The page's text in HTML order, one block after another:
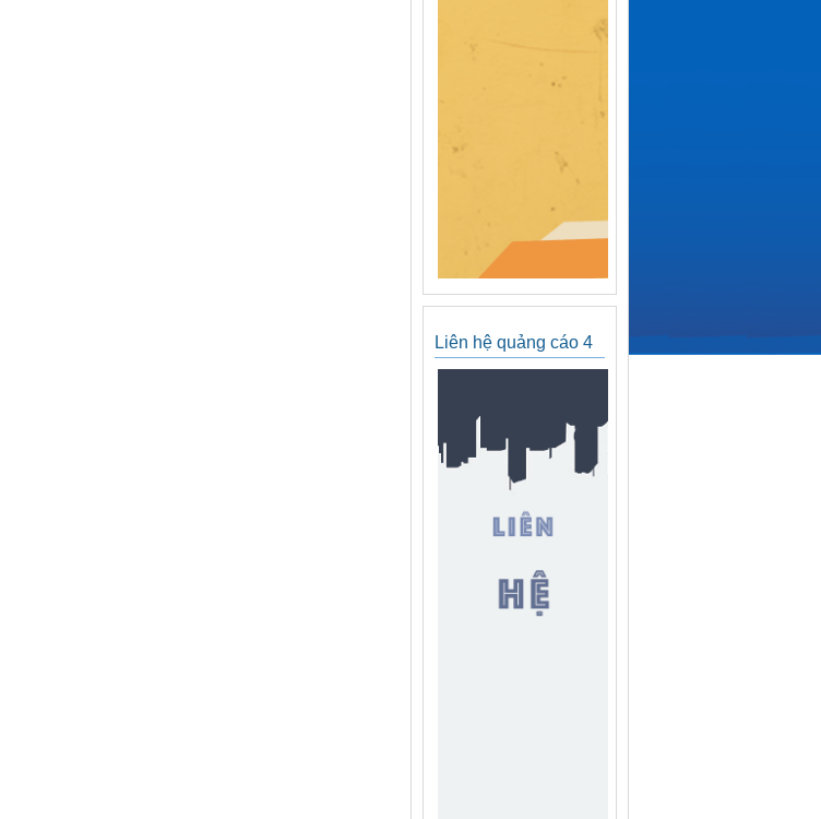
Liên hệ quảng cáo 4